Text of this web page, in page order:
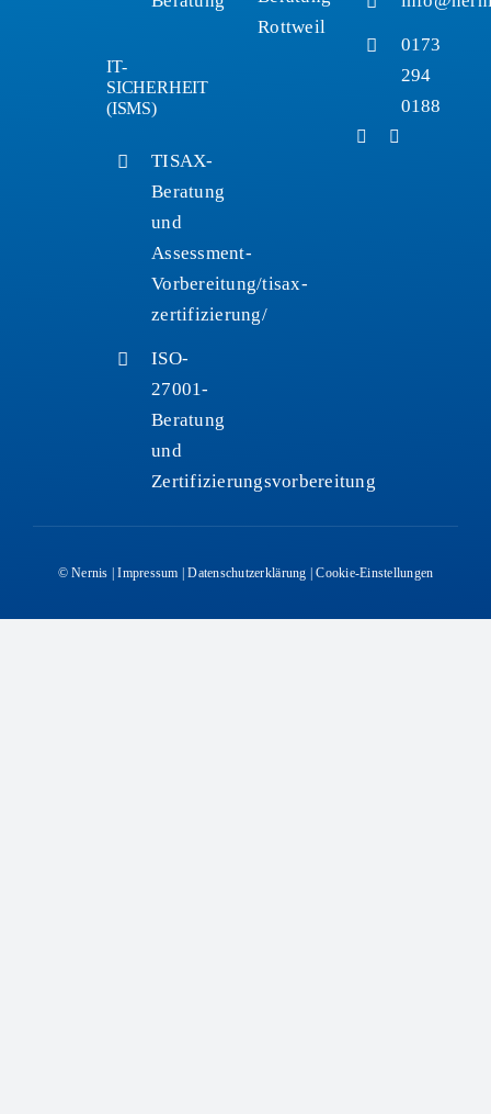
IT-
SICHERHEIT
(ISMS)
TISAX-
Beratung
und
Assessment-
Vorbereitung/tisax-
zertifizierung/
ISO-
27001-
Beratung
und
Zertifizierungsvorbereitung
Rottweil
0173
294
0188
© Nernis |Impressum |Datenschutzerklärung |Cookie-Einstellungen